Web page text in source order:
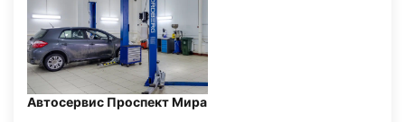
Автосервис Проспект Мира